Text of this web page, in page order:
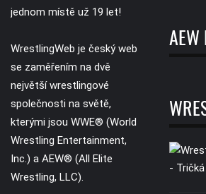
jednom místě už 19 let!
WrestlingWeb je český web
se zaměřením na dvě
největší wrestlingové
společnosti na světě,
kterými jsou WWE® (World
Wrestling Entertainment,
Inc.) a AEW® (All Elite
Wrestling, LLC).
AEW